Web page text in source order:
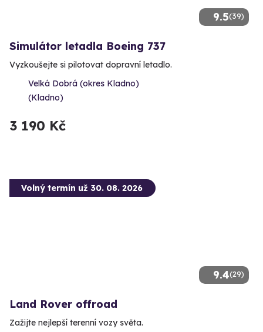
9.5(39)
Simulátor letadla Boeing 737
Vyzkoušejte si pilotovat dopravní letadlo.
Velká Dobrá (okres Kladno)
(Kladno)
3 190 Kč
9.4(29)
Volný termín už 30. 08. 2026
Land Rover offroad
Zažijte nejlepší terenní vozy světa.